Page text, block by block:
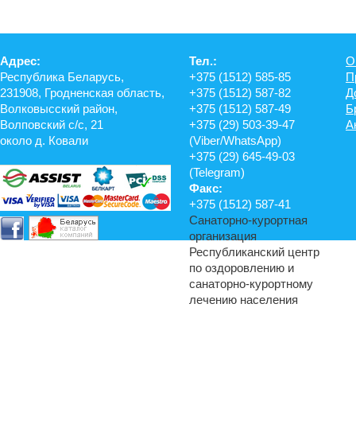
Адрес:
Республика Беларусь,
231908, Гродненская область,
Волковысский район,
Волповский с/с, 21
около д. Ковали
Тел.:
+375 (1512) 585-85
+375 (1512) 587-82
+375 (1512) 587-49
+375 (29) 503-39-47
(Viber/WhatsApp)
+375 (29) 645-49-03
(Telegram)
Факс:
+375 (1512) 587-41
Санаторно-курортная
организация
Республиканский центр
по оздоровлению и
санаторно-курортному
лечению населения
О